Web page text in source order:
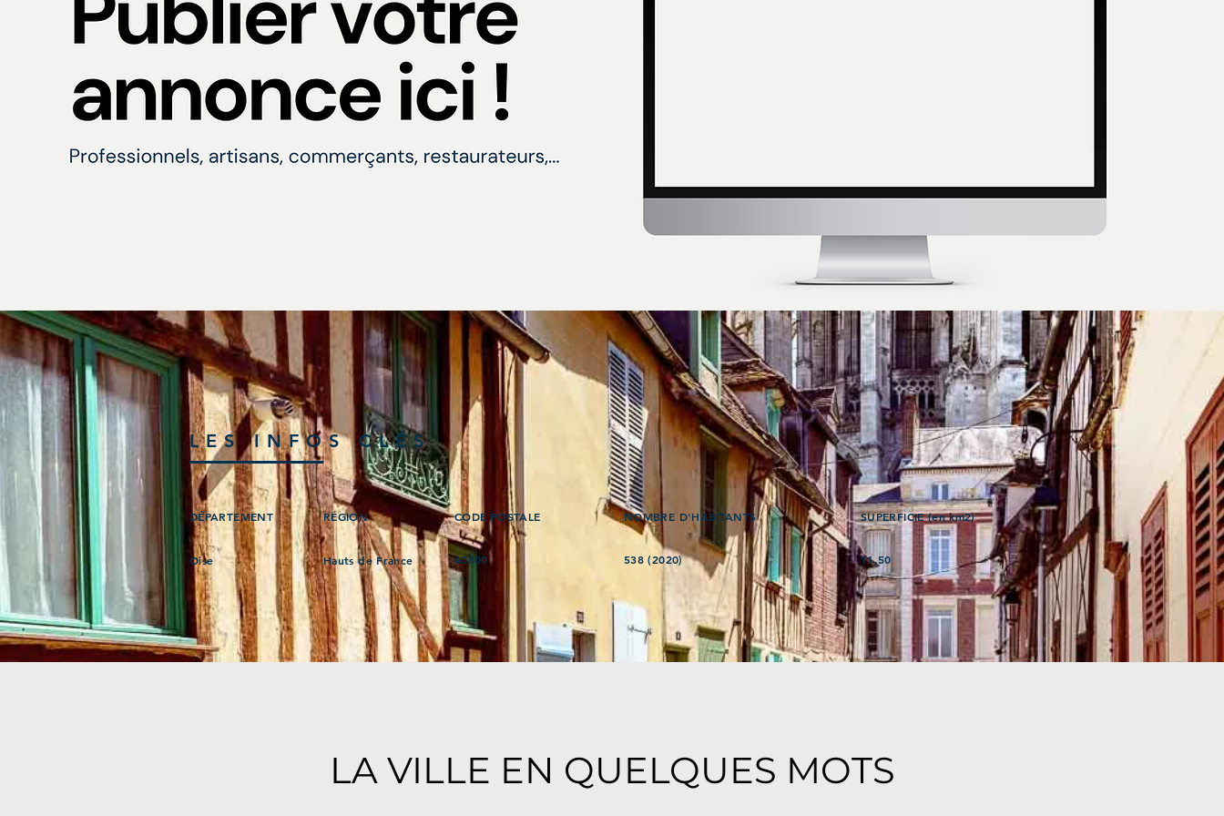
LES INFOS CLÉS
DÉPARTEMENT
Oise
RÉGION
Hauts de France
CODE POSTALE
60800
NOMBRE D'HABITANTS
538 (2020)
SUPERFICIE (en km2)
11,50
LA VILLE EN QUELQUES MOTS